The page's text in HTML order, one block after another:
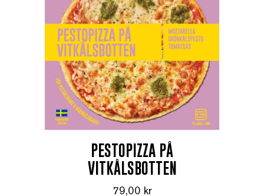
PESTOPIZZA PÅ
VITKÅLSBOTTEN
79,00 kr